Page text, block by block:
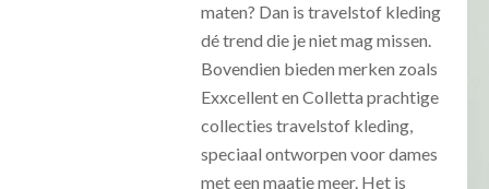
maten? Dan is travelstof kleding
dé trend die je niet mag missen.
Bovendien bieden merken zoals
Exxcellent en Colletta prachtige
collecties travelstof kleding,
speciaal ontworpen voor dames
met een maatje meer. Het is